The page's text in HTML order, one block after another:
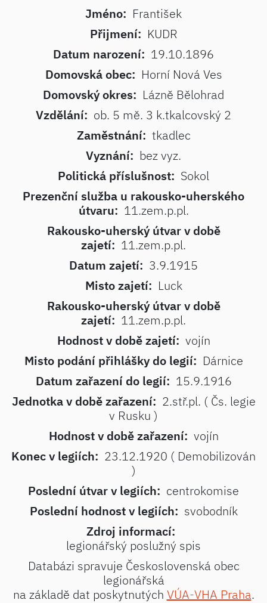
Jméno: František
Přijmení: KUDR
Datum narození: 19.10.1896
Domovská obec: Horní Nová Ves
Domovský okres: Lázně Bělohrad
Vzdělání: ob. 5 mě. 3 k.tkalcovský 2
Zaměstnání: tkadlec
Vyznání: bez vyz.
Politická příslušnost: Sokol
Prezenční služba u rakousko-uherského
útvaru: 11.zem.p.pl.
Rakousko-uherský útvar v době
zajetí: 11.zem.p.pl.
Datum zajetí: 3.9.1915
Misto zajetí: Luck
Rakousko-uherský útvar v době
zajetí: 11.zem.p.pl.
Hodnost v době zajetí: vojín
Misto podání přihlášky do legií: Dárnice
Datum zařazení do legií: 15.9.1916
Jednotka v době zařazení: 2.stř.pl. ( Čs. legie
v Rusku )
Hodnost v době zařazení: vojín
Konec v legiích: 23.12.1920 ( Demobilizován
)
Poslední útvar v legiích: centrokomise
Poslední hodnost v legiích: svobodník
Zdroj informací:
legionářský poslužný spis
Databázi spravuje Československá obec
legionářská
na základě dat poskytnutých VÚA-VHA Praha.